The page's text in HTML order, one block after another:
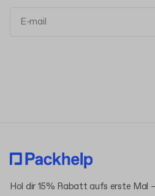
Hol dir 15% Rabatt aufs erste Mal